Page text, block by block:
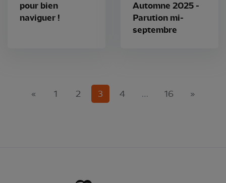
pour bien
naviguer !
Automne 2025 -
Parution mi-
septembre
« 1 2 3(current)
4 … 16 »